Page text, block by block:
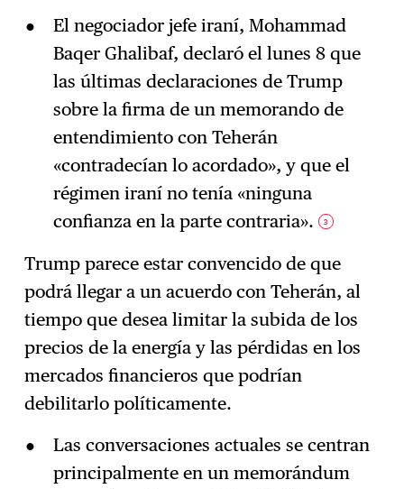
El negociador jefe iraní, Mohammad
Baqer Ghalibaf, declaró el lunes 8 que
las últimas declaraciones de Trump
sobre la firma de un memorando de
entendimiento con Teherán
«contradecían lo acordado», y que el
régimen iraní no tenía «ninguna
confianza en la parte contraria».
3
Trump parece estar convencido de que
podrá llegar a un acuerdo con Teherán, al
tiempo que desea limitar la subida de los
precios de la energía y las pérdidas en los
mercados financieros que podrían
debilitarlo políticamente.
Las conversaciones actuales se centran
principalmente en un memorándum